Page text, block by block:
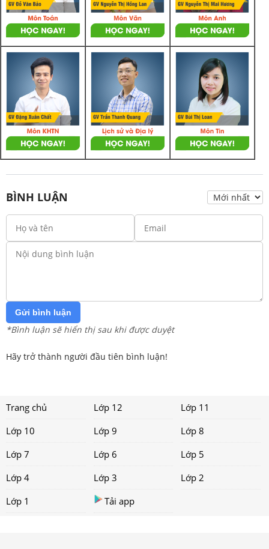
BÌNH LUẬN
Gửi bình luận
*Bình luận sẽ hiển thị sau khi được duyệt
Hãy trở thành người đầu tiên bình luận!
Trang chủ Lớp 12
Lớp 11
Lớp 10
Lớp 9
Lớp 8
Lớp 7
Lớp 6
Lớp 5
Lớp 4
Lớp 3
Lớp 2
Lớp 1
Tải app